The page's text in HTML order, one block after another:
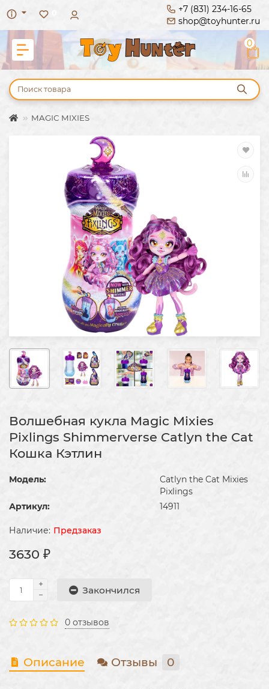
+7 (831) 234-16-65
shop@toyhunter.ru
0
MAGIC MIXIES
Волшебная кукла Magic Mixies
Pixlings Shimmerverse Catlyn the Cat
Кошка Кэтлин
Модель:
Catlyn the Cat Mixies
Pixlings
Артикул:
14911
Предзаказ
3630 ₽
Закончился
0 отзывов
Описание Отзывы 0